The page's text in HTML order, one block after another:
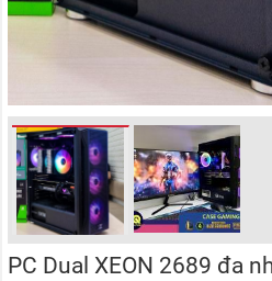
PC Dual XEON 2689 đa